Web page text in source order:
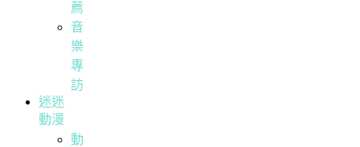
薦
音
樂
專
訪
迷迷
動漫
動